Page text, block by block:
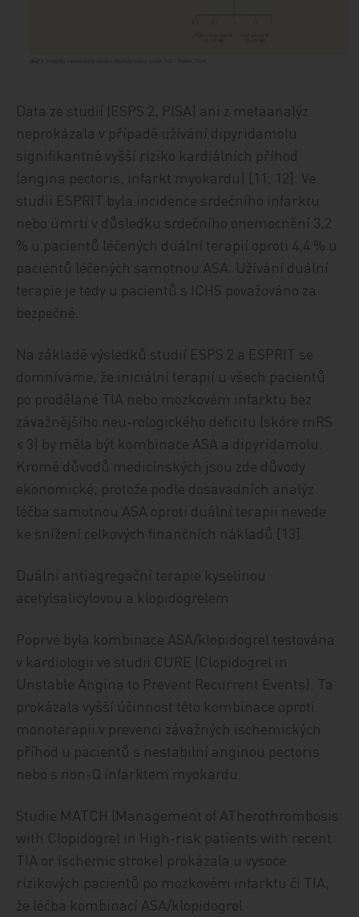
Data ze studií (ESPS 2, PISA) ani z metaanalýz
neprokázala v případě užívání dipyridamolu
signifikantně vyšší riziko kardiálních příhod
(angina pectoris, infarkt myokardu) [11, 12]. Ve
studii ESPRIT byla incidence srdečního infarktu
nebo úmrtí v důsledku srdečního onemocnění 3,2
% u pacientů léčených duální terapií oproti 4,4 % u
pacientů léčených samotnou ASA. Užívání duální
terapie je tedy u pacientů s ICHS považováno za
bezpečné.
Na základě výsledků studií ESPS 2 a ESPRIT se
domníváme, že iniciální terapií u všech pacientů
po prodělané TIA nebo mozkovém infarktu bez
závažnějšího neu-rologického deficitu (skóre mRS
≤ 3) by měla být kombinace ASA a dipyridamolu.
Kromě důvodů medicínských jsou zde důvody
ekonomické, protože podle dosavadních analýz
léčba samotnou ASA oproti duální terapii nevede
ke snížení celkových finančních nákladů [13].
Duální antiagregační terapie kyselinou
acetylsalicylovou a klopidogrelem
Poprvé byla kombinace ASA/klopidogrel testována
v kardiologii ve studii CURE (Clopidogrel in
Unstable Angina to Prevent Recurrent Events). Ta
prokázala vyšší účinnost této kombinace oproti
monoterapii v prevenci závažných ischemických
příhod u pacientů s nestabilní anginou pectoris
nebo s non-Q infarktem myokardu.
Studie MATCH (Management of ATherothrombosis
with Clopidogrel in High-risk patients with recent
TIA or ischemic stroke) prokázala u vysoce
rizikových pacientů po mozkovém infarktu či TIA,
že léčba kombinací ASA/klopidogrel